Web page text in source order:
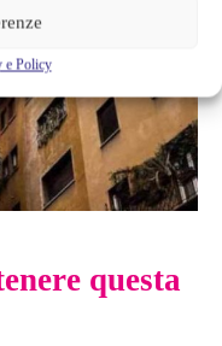
e Policy
questa